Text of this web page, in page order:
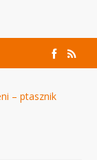
– ptasznik